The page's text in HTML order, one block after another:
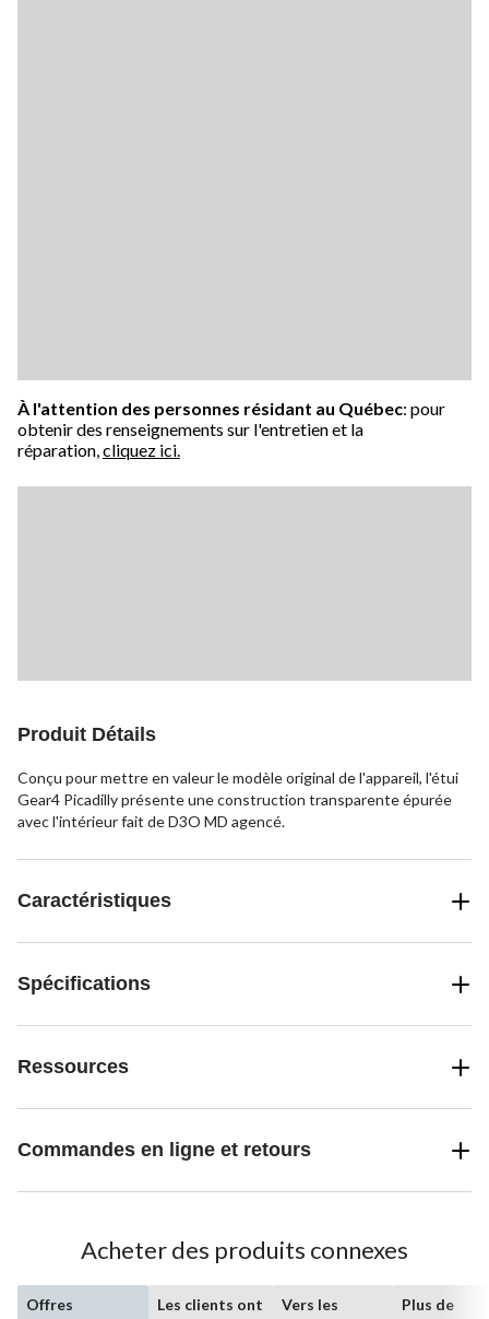
À l'attention des personnes résidant au Québec: pour
obtenir des renseignements sur l'entretien et la
réparation,cliquez ici.
Produit Détails
Conçu pour mettre en valeur le modèle original de l'appareil, l'étui
Gear4 Picadilly présente une construction transparente épurée
avec l'intérieur fait de D3O MD agencé.
Caractéristiques
Spécifications
Ressources
Commandes en ligne et retours
Acheter des produits connexes
Offres
Les clients ont
Vers les
Plus de